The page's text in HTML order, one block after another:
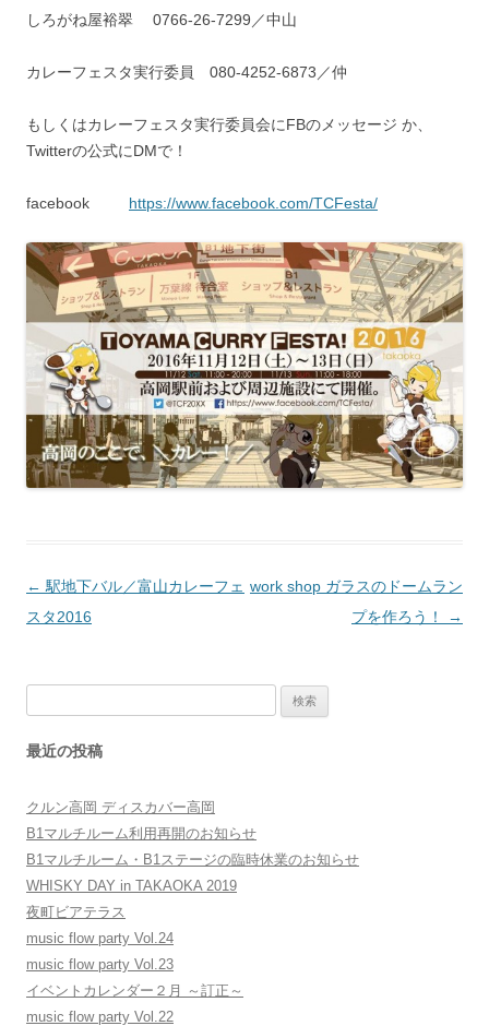
しろがね屋裕翠 0766-26-7299／中山
カレーフェスタ実行委員 080-4252-6873／仲
もしくはカレーフェスタ実行委員会にFBのメッセージ か、
Twitterの公式にDMで！
facebook https://www.facebook.com/TCFesta/
投
稿
ョ
ン
← 駅地下バル／富山カレーフェ
スタ2016
work shop ガラスのドームラン
プを作ろう！
→
最近の投稿
クルン高岡 ディスカバー高岡
B1マルチルーム利用再開のお知らせ
B1マルチルーム・B1ステージの臨時休業のお知らせ
WHISKY DAY in TAKAOKA 2019
夜町ビアテラス
music flow party Vol.24
music flow party Vol.23
イベントカレンダー２月 ～訂正～
music flow party Vol.22